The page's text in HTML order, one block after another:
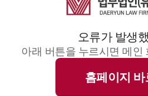
오류가 발생
아래 버튼을 누르시면 메인
홈페이지 바